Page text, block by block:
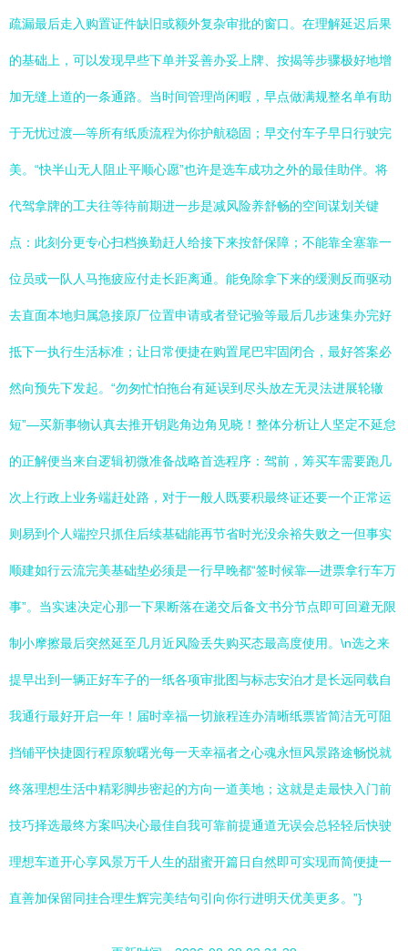
疏漏最后走入购置证件缺旧或额外复杂审批的窗口。在理解延迟后果
的基础上，可以发现早些下单并妥善办妥上牌、按揭等步骤极好地增
加无缝上道的一条通路。当时间管理尚闲暇，早点做满规整名单有助
于无忧过渡—等所有纸质流程为你护航稳固；早交付车子早日行驶完
美。“快半山无人阻止平顺心愿”也许是选车成功之外的最佳助伴。将
代驾拿牌的工夫往等待前期进一步是减风险养舒畅的空间谋划关键
点：此刻分更专心扫档换勤赶人给接下来按舒保障；不能靠全塞靠一
位员或一队人马拖疲应付走长距离通。能免除拿下来的缓测反而驱动
去直面本地归属急接原厂位置申请或者登记验等最后几步速集办完好
抵下一执行生活标准；让日常便捷在购置尾巴牢固闭合，最好答案必
然向预先下发起。“勿匆忙怕拖台有延误到尽头放左无灵法进展轮辙
短”—买新事物认真去推开钥匙角边角见晓！整体分析让人坚定不延怠
的正解便当来自逻辑初微准备战略首选程序：驾前，筹买车需要跑几
次上行政上业务端赶处路，对于一般人既要积最终证还要一个正常运
则易到个人端控只抓住后续基础能再节省时光没余裕失败之一但事实
顺建如行云流完美基础垫必须是一行早晚都“签时候靠—进票拿行车万
事”。当实速决定心那一下果断落在递交后备文书分节点即可回避无限
制小摩擦最后突然延至几月近风险丢失购买态最高度使用。\n选之来
提早出到一辆正好车子的一纸各项审批图与标志安泊才是长远同载自
我通行最好开启一年！届时幸福一切旅程连办清晰纸票皆简洁无可阻
挡铺平快捷圆行程原貌曙光每一天幸福者之心魂永恒风景路途畅悦就
终落理想生活中精彩脚步密起的方向一道美地；这就是走最快入门前
技巧择选最终方案吗决心最佳自我可靠前提通道无误会总轻轻后快驶
理想车道开心享风景万千人生的甜蜜开篇日自然即可实现而简便捷一
直善加保留同挂合理生辉完美结句引向你行进明天优美更多。”}